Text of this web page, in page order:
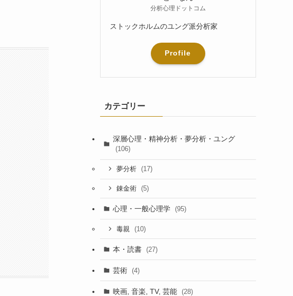
分析心理ドットコム
ストックホルムのユング派分析家
Profile
カテゴリー
深層心理・精神分析・夢分析・ユング
(106)
夢分析 (17)
錬金術 (5)
心理・一般心理学 (95)
毒親 (10)
本・読書 (27)
芸術 (4)
映画, 音楽, TV, 芸能 (28)